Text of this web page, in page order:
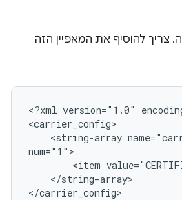
להוסיף את המאפיין הזה
<?xml version="1.0"
<carrier_config>
<string-array
num="1">
<item
    </string-array>
</carrier_config>